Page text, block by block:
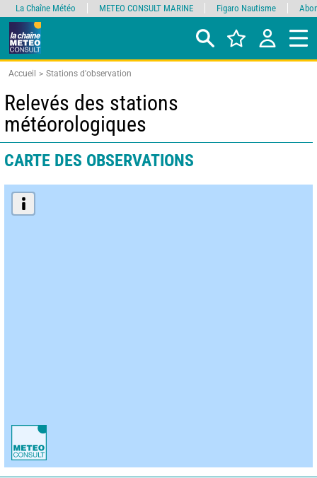
Accueil Stations d'observation
Relevés des stations
météorologiques
CARTE DES OBSERVATIONS
La Chaîne Météo METEO CONSULT MARINE Figaro Nautisme